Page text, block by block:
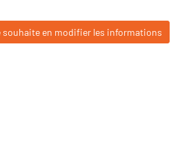
souhaite en modifier les informations